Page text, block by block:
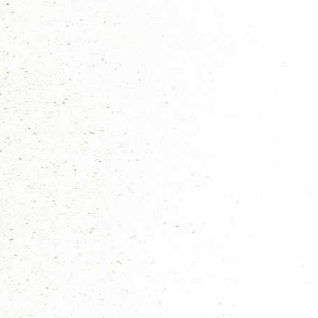
Op zaterdag 4 november is er weer een welpen
meer informatie bekend.
We spelen het spel vossenjacht & een handelsspel. De kinderen
groep die meedoet vragen we dat zei voor elke vos die meedoet zelf
Na de limonade pauze spelen we een ander spel, een handelsspel. De
Omdat de activiteit de gehele middag buiten is vragen we alle
hele middag in de hevige regen/ hagel een spel zitten te spelen.
Financiën
Voor elk kind dat meedoet vragen we 1 euro.
In en rondom winkelcentrum “in de Boogaard” in Rijswijk
Start & eind locatie
Speeltuin/veldje tegenover de Albert Heijn